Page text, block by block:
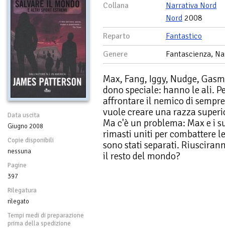
Data uscita
Giugno 2008
Copie disponibili
nessuna
Pagine
397
Rilegatura
rilegato
Tempi medi di preparazione
prima della spedizione
Collana
Narrativa Nord
Nord 2008
Reparto
Fantastico
Genere
Fantascienza,
Max, Fang, Iggy, Nudge,
dono speciale: hanno le ali.
affrontare il nemico di
vuole creare una razza
Ma c'è un problema: Max e i
rimasti uniti per combattere
sono stati separati.
il resto del mondo?